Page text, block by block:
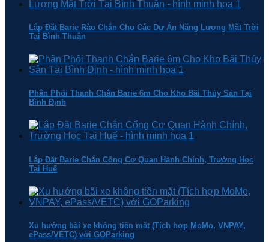
Lắp Đặt Barie Rào Chắn Cho Các Dự Án Năng Lượng Mặt Trời
Tại Bình Thuận
Phân Phối Thanh Chắn Barie 6m Cho Kho Bãi Thủy Sản Tại
Bình Định
Lắp Đặt Barie Chắn Cổng Cơ Quan Hành Chính, Trường Học
Tại Huế
Xu hướng bãi xe không tiền mặt (Tích hợp MoMo, VNPAY,
ePass/VETC) với GOParking